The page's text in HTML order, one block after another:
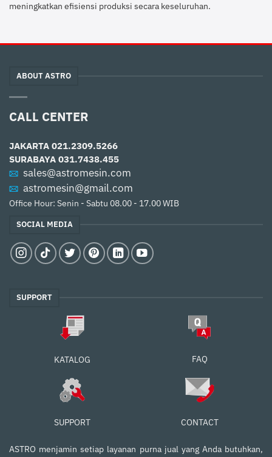
meningkatkan efisiensi produksi secara keseluruhan.
ABOUT ASTRO
CALL CENTER
JAKARTA 021.2309.5266
SURABAYA 031.7438.455
sales@astromesin.com
astromesin@gmail.com
Office Hour: Senin - Sabtu 08.00 - 17.00 WIB
SOCIAL MEDIA
SUPPORT
KATALOG FAQ
SUPPORT CONTACT
ASTRO menjamin setiap layanan purna jual yang Anda butuhkan,